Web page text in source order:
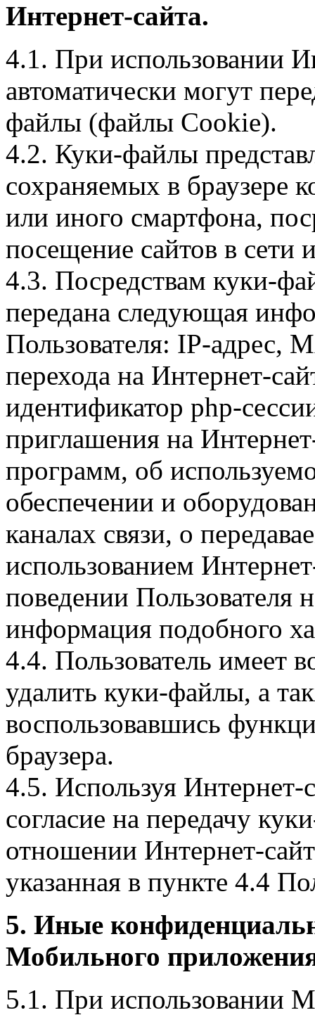
Интернет-сайта.
4.1. При использовании
автоматически могут
файлы (файлы Cookie).
4.2. Куки-файлы
сохраняемых в браузере
или иного смартфона,
посещение сайтов в сети
4.3. Посредствам куки-
передана следующая
Пользователя: IP-адрес,
перехода на Интернет-
идентификатор php-
приглашения на
программ, об
обеспечении и
каналах связи, о
использованием
поведении Пользователя
информация подобного
4.4. Пользователь имеет
удалить куки-файлы, а
воспользовавшись
браузера.
4.5. Используя Интернет-
согласие на передачу
отношении Интернет-
указанная в пункте 4.4
5. Иные
Мобильного
5.1. При использовании